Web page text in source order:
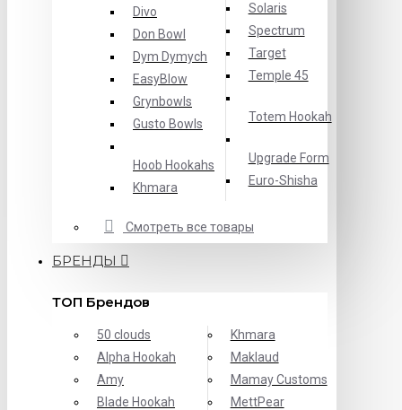
Divo
Don Bowl
Dym Dymych
EasyBlow
Grynbowls
Gusto Bowls
Hoob Hookahs
Khmara
Solaris
Spectrum
Target
Temple 45
Totem Hookah
Upgrade Form
Еuro-Shisha
Смотреть все товары
БРЕНДЫ
ТОП Брендов
50 clouds
Alpha Hookah
Amy
Blade Hookah
Khmara
Maklaud
Mamay Customs
MettPear